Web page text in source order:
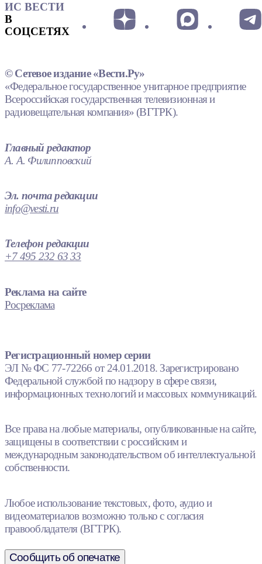
ИС ВЕСТИ
В
СОЦСЕТЯХ
© Сетевое издание «Вести.Ру»
«Федеральное государственное унитарное предприятие
Всероссийская государственная телевизионная и
радиовещательная компания» (ВГТРК).
Главный редактор
А. А. Филипповский
Эл. почта редакции
info@vesti.ru
Телефон редакции
+7 495 232 63 33
Реклама на сайте
Росреклама
Регистрационный номер серии
ЭЛ № ФС 77-72266 от 24.01.2018. Зарегистрировано
Федеральной службой по надзору в сфере связи,
информационных технологий и массовых коммуникаций.
Все права на любые материалы, опубликованные на сайте,
защищены в соответствии с российским и
международным законодательством об интеллектуальной
собственности.
Любое использование текстовых, фото, аудио и
видеоматериалов возможно только с согласия
правообладателя (ВГТРК).
Сообщить об опечатке